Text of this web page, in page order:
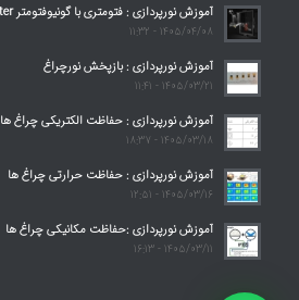
آموزش نورپردازی : فتومتری با گونیوفتومتر Goniophotometer
1405/04/08 - 11:32
آموزش نورپردازی : بازپخش نورچراغ
1405/03/21 - 11:41
آموزش نورپردازی : حفاظت الکتریکی چراغ ها
1405/03/18 - 18:37
آموزش نورپردازی : حفاظت حرارتی چراغ ها
1405/03/16 - 12:51
آموزش نورپردازی :حفاظت مکانیکی چراغ ها
1405/03/11 - 16:13